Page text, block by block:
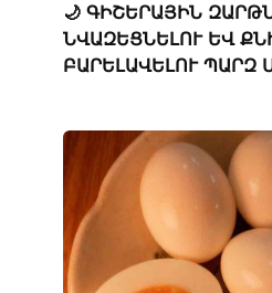
🌙 ԳԻՇԵՐԱՅԻՆ
ՆՎԱԶԵՑՆԵԼՈՒ ԵՎ
ԲԱՐԵԼԱՎԵԼՈՒ ՊԱՐԶ